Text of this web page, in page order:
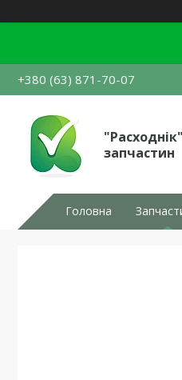
+380 (63) 871-70-07
запчастин
Головна